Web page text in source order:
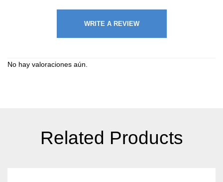
WRITE A REVIEW
No hay valoraciones aún.
Related Products